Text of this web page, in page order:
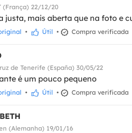
(França) 22/12/20
justa, mais aberta que na foto e
• Útil • Compra verificada
de Tenerife (España) 30/05/22
é um pouco pequeno
• Útil • Compra verificada
(Alemanha) 19/01/16